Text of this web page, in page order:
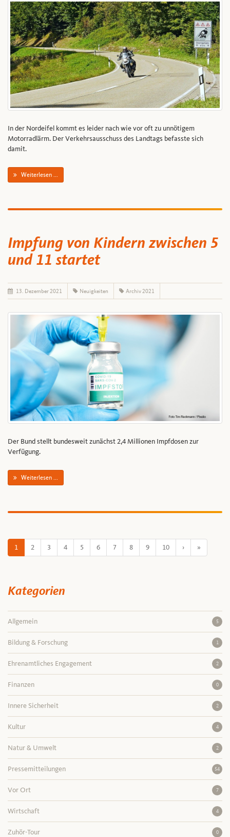
In der Nordeifel kommt es leider nach wie vor oft zu unnötigem
Motorradlärm. Der Verkehrsausschuss des Landtags befasste sich
damit.
Weiterlesen ...
Impfung von Kindern zwischen 5
und 11 startet
13. Dezember 2021 Neuigkeiten Archiv 2021
Der Bund stellt bundesweit zunächst 2,4 Millionen Impfdosen zur
Verfügung.
Weiterlesen ...
1 2 3 4 5 6 7 8 9 10 › »
Kategorien
Allgemein 5
Bildung & Forschung 1
Ehrenamtliches Engagement 2
Finanzen 0
Innere Sicherheit 2
Kultur 4
Natur & Umwelt 2
Pressemitteilungen 54
Vor Ort 7
Wirtschaft 4
Zuhör-Tour 0